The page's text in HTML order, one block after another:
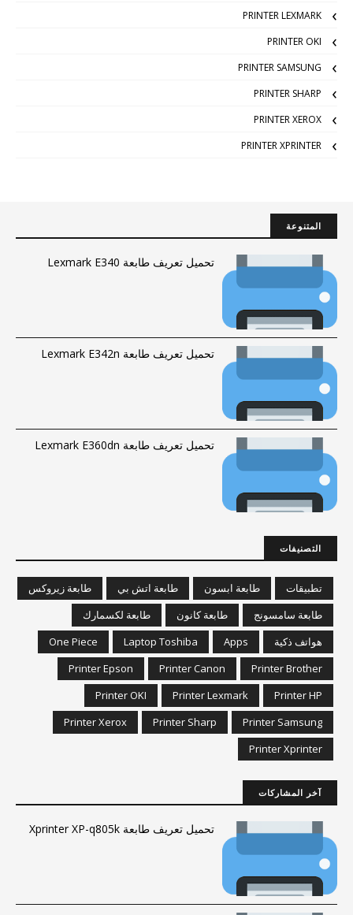
PRINTER LEXMARK
PRINTER OKI
PRINTER SAMSUNG
PRINTER SHARP
PRINTER XEROX
PRINTER XPRINTER
المتنوعة
تحميل تعريف طابعة Lexmark E340
تحميل تعريف طابعة Lexmark E342n
تحميل تعريف طابعة Lexmark E360dn
التصنيفات
تطبيقات طابعة ابسون طابعة اتش بي
طابعة زيروكس
طابعة سامسونج
طابعة كانون
طابعة لكسمارك
هواتف ذكية
Apps
Laptop Toshiba
One Piece
Printer Brother
Printer Canon
Printer Epson
Printer HP
Printer Lexmark
Printer OKI
Printer Samsung
Printer Sharp
Printer Xerox
Printer Xprinter
آخر المشاركات
تحميل تعريف طابعة Xprinter XP-q805k